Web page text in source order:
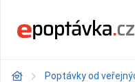
Poptávky od